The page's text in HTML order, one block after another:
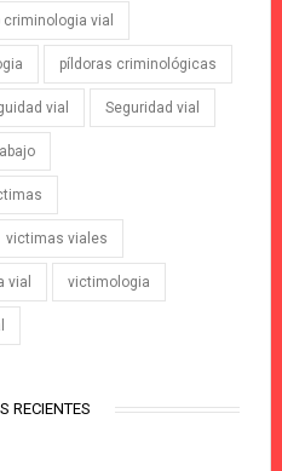
vial
píldoras criminológicas
vial Seguridad vial
victimas viales
vial victimologia
RECIENTES